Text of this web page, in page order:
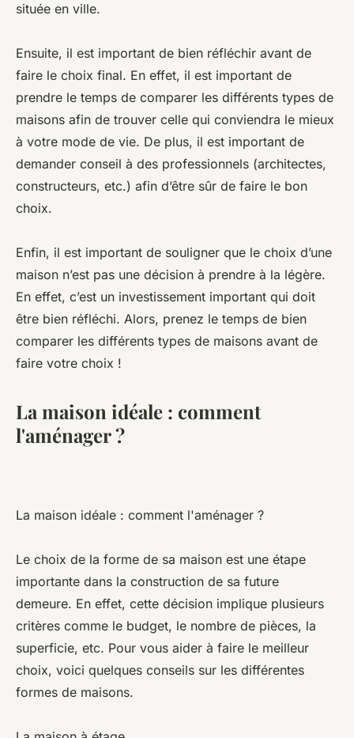
située en ville.
Ensuite, il est important de bien réfléchir avant de
faire le choix final. En effet, il est important de
prendre le temps de comparer les différents types de
maisons afin de trouver celle qui conviendra le mieux
à votre mode de vie. De plus, il est important de
demander conseil à des professionnels (architectes,
constructeurs, etc.) afin d’être sûr de faire le bon
choix.
Enfin, il est important de souligner que le choix d’une
maison n’est pas une décision à prendre à la légère.
En effet, c’est un investissement important qui doit
être bien réfléchi. Alors, prenez le temps de bien
comparer les différents types de maisons avant de
faire votre choix !
La maison idéale : comment
l'aménager ?
La maison idéale : comment l'aménager ?
Le choix de la forme de sa maison est une étape
importante dans la construction de sa future
demeure. En effet, cette décision implique plusieurs
critères comme le budget, le nombre de pièces, la
superficie, etc. Pour vous aider à faire le meilleur
choix, voici quelques conseils sur les différentes
formes de maisons.